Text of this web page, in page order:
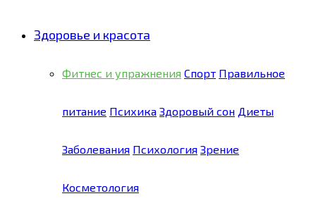
Здоровье и красота
Фитнес и упражнения Спорт Правильное
питание Психика Здоровый сон Диеты
Заболевания Психология Зрение
Косметология